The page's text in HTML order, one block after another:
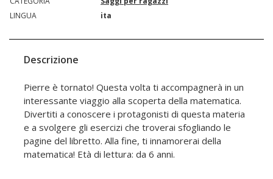
LINGUA
ita
Descrizione
Pierre è tornato! Questa volta ti accompagnerà in un
interessante viaggio alla scoperta della matematica.
Divertiti a conoscere i protagonisti di questa materia
e a svolgere gli esercizi che troverai sfogliando le
pagine del libretto. Alla fine, ti innamorerai della
matematica! Età di lettura: da 6 anni.